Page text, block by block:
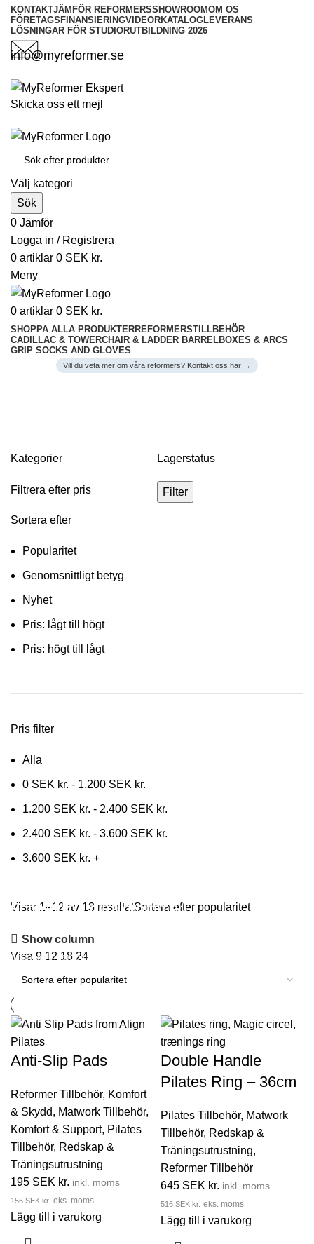
KONTAKTJÄMFÖR REFORMERSSHOWROOMOM OS
FÖRETAGSFINANSIERINGVIDEORKATALOGLEVERANS
LÖSNINGAR FÖR STUDIORUTBILDNING 2026
info@myreformer.se
Skicka oss ett mejl
Välj kategori
Sök
0 Jämför
Logga in / Registrera
0 artiklar 0 SEK kr.
Meny
0 artiklar 0 SEK kr.
SHOPPA ALLA PRODUKTERREFORMERSTILLBEHÖR
CADILLAC & TOWERCHAIR & LADDER BARRELBOXES & ARCS
GRIP SOCKS AND GLOVES
Vill du veta mer om våra reformers? Kontakt oss här →
Kategorier Lagerstatus
Filtrera efter pris Filter
Sortera efter
Popularitet
Genomsnittligt betyg
Nyhet
Pris: lågt till högt
Pris: högt till lågt
Pris filter
Alla
0 SEK kr. - 1.200 SEK kr.
1.200 SEK kr. - 2.400 SEK kr.
2.400 SEK kr. - 3.600 SEK kr.
3.600 SEK kr. +
Förverkliga dina drömmar!
Vi finns här för att hjälpa dig – och glöm inte att vi erbjuder flera
finansieringsmöjligheter för både privatpersoner och företag.
Visar 1–12 av 13 resultatSortera efter popularitet
Show column
Visa 9 12 18 24
Anti-Slip Pads
Reformer Tillbehör, Komfort
& Skydd, Matwork Tillbehör,
Komfort & Support, Pilates
Tillbehör, Redskap &
Träningsutrustning
195 SEK kr. inkl. moms
156 SEK kr. eks. moms
Lägg till i varukorg
Double Handle
Pilates Ring – 36cm
Pilates Tillbehör, Matwork
Tillbehör, Redskap &
Träningsutrustning,
Reformer Tillbehör
645 SEK kr. inkl. moms
516 SEK kr. eks. moms
Lägg till i varukorg